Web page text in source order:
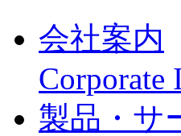
会社案内
Corporate
製品・サ